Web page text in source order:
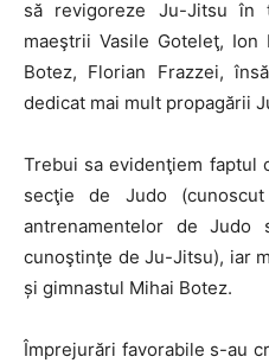
să revigoreze Ju-Jitsu în
maeştrii Vasile Goteleţ, Ion
Botez, Florian Frazzei,
dedicat mai mult propagării
Trebui sa evidenţiem faptul
secţie de Judo
antrenamentelor de Judo
cunoştinţe de Ju-Jitsu), iar
și gimnastul Mihai Botez.
Împrejurări favorabile s-au